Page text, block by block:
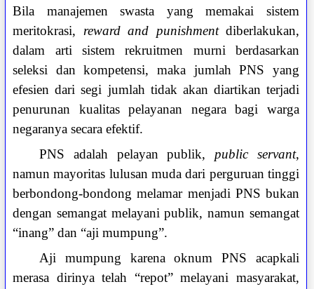
Bila manajemen swasta yang memakai sistem
meritokrasi, reward and punishmentdiberlakukan,
dalam arti sistem rekruitmen murni berdasarkan
seleksi dan kompetensi, maka jumlah PNS yang
efesien dari segi jumlah tidak akan diartikan terjadi
penurunan kualitas pelayanan negara bagi warga
negaranya secara efektif.
PNS adalah pelayan publik, public servant,
namun mayoritas lulusan muda dari perguruan tinggi
berbondong-bondong melamar menjadi PNS bukan
dengan semangat melayani publik, namun semangat
“inang” dan “aji mumpung”.
Aji mumpung karena oknum PNS acapkali
merasa dirinya telah “repot” melayani masyarakat,